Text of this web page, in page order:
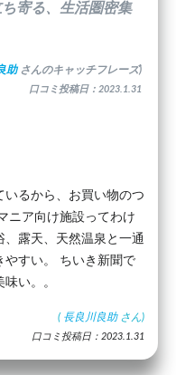
寄る、生活圏密集
助 さんのキャッチフレーズ)
口コミ投稿日：2023.1.31
るから、お買い物のつ
ニア向け施設ってわけ
露天、天然温泉と一通
やすい。 ちいき新聞で
い。。
( 長良川良助 さん)
口コミ投稿日：2023.1.31